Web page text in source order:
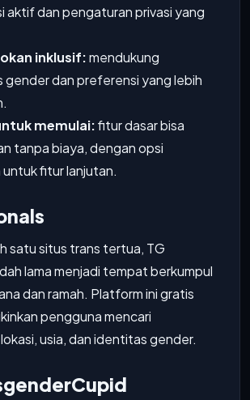
aktif dan pengaturan privasi yang
inklusif:mendukung
dan preferensi yang lebih
memulai:fitur dasar bisa
tanpa biaya, dengan opsi
untuk fitur lanjutan.
satu situs trans tertua, TG
lama menjadi tempat berkumpul
dan ramah. Platform ini gratis
pengguna mencari
usia, dan identitas gender.